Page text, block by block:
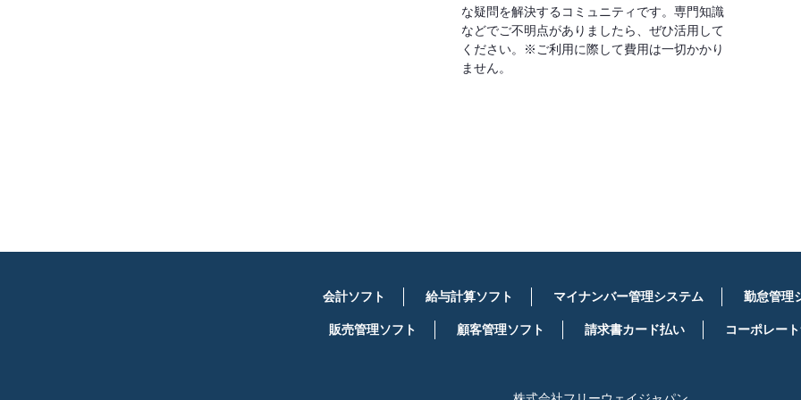
な疑問を解決するコミュニティです。専門知識
などでご不明点がありましたら、ぜひ活用して
ください。※ご利用に際して費用は一切かかり
ません。
会計ソフト 給与計算ソフト マイナンバー管理システム 勤怠管理
販売管理ソフト 顧客管理ソフト 請求書カード払い コーポレー